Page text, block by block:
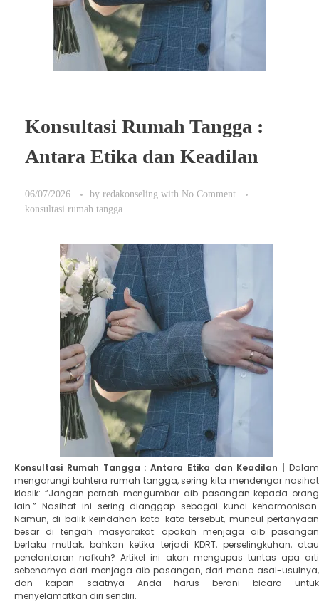
Konsultasi Rumah Tangga :
Antara Etika dan Keadilan
06/07/2026 by redakonseling with No Comment
konsultasi rumah tangga
Konsultasi Rumah Tangga : Antara Etika dan Keadilan | Dalam
mengarungi bahtera rumah tangga, sering kita mendengar nasihat
klasik: “Jangan pernah mengumbar aib pasangan kepada orang
lain.” Nasihat ini sering dianggap sebagai kunci keharmonisan.
Namun, di balik keindahan kata-kata tersebut, muncul pertanyaan
besar di tengah masyarakat: apakah menjaga aib pasangan
berlaku mutlak, bahkan ketika terjadi KDRT, perselingkuhan, atau
penelantaran nafkah? ​Artikel ini akan mengupas tuntas apa arti
sebenarnya dari menjaga aib pasangan, dari mana asal-usulnya,
dan kapan saatnya Anda harus berani bicara untuk
menyelamatkan diri sendiri.